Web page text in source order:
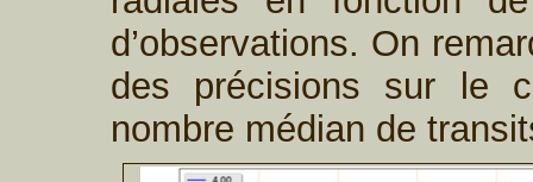
d’observations. On
des précisions sur le
nombre médian de